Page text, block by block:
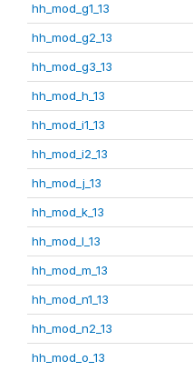
hh_mod_g1_13
hh_mod_g2_13
hh_mod_g3_13
hh_mod_h_13
hh_mod_i1_13
hh_mod_i2_13
hh_mod_j_13
hh_mod_k_13
hh_mod_l_13
hh_mod_m_13
hh_mod_n1_13
hh_mod_n2_13
hh_mod_o_13